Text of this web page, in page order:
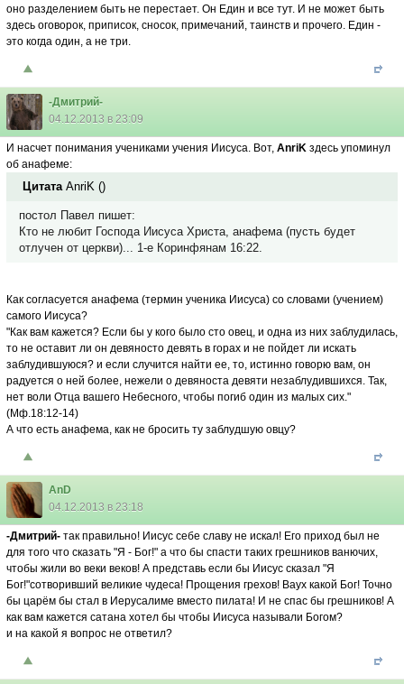
оно разделением быть не перестает. Он Един и все тут. И не может быть
здесь оговорок, приписок, сносок, примечаний, таинств и прочего. Един -
это когда один, а не три.
-Дмитрий-
04.12.2013 в 23:09
И насчет понимания учениками учения Иисуса. Вот, AnriK здесь упоминул
об анафеме:
Цитата AnriK ()
постол Павел пишет:
Кто не любит Господа Иисуса Христа, анафема (пусть будет
отлучен от церкви)... 1-е Коринфянам 16:22.
Как согласуется анафема (термин ученика Иисуса) со словами (учением)
самого Иисуса?
"Как вам кажется? Если бы у кого было сто овец, и одна из них заблудилась,
то не оставит ли он девяносто девять в горах и не пойдет ли искать
заблудившуюся? и если случится найти ее, то, истинно говорю вам, он
радуется о ней более, нежели о девяноста девяти незаблудившихся. Так,
нет воли Отца вашего Небесного, чтобы погиб один из малых сих."
(Мф.18:12-14)
А что есть анафема, как не бросить ту заблудшую овцу?
AnD
04.12.2013 в 23:18
-Дмитрий- так правильно! Иисус себе славу не искал! Его приход был не
для того что сказать "Я - Бог!" а что бы спасти таких грешников ванючих,
чтобы жили во веки веков! А представь если бы Иисус сказал "Я
Бог!"сотворивший великие чудеса! Прощения грехов! Ваух какой Бог! Точно
бы царëм бы стал в Иерусалиме вместо пилата! И не спас бы грешников! А
как вам кажется сатана хотел бы чтобы Иисуса называли Богом?
и на какой я вопрос не ответил?